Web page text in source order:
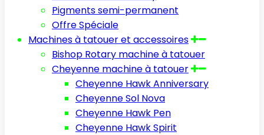
Pigments semi-permanent
Offre Spéciale
Machines à tatouer et accessoires
Bishop Rotary machine à tatouer
Cheyenne machine à tatouer
Cheyenne Hawk Anniversary
Cheyenne Sol Nova
Cheyenne Hawk Pen
Cheyenne Hawk Spirit